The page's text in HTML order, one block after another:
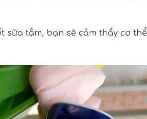
sữa tắm, bạn sẽ cảm thấy cơ